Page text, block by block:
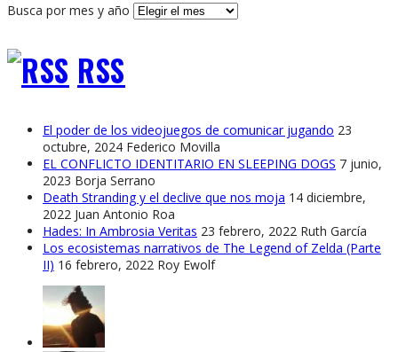
Busca por mes y año
RSS
El poder de los videojuegos de comunicar jugando 23
octubre, 2024 Federico Movilla
EL CONFLICTO IDENTITARIO EN SLEEPING DOGS 7 junio,
2023 Borja Serrano
Death Stranding y el declive que nos moja 14 diciembre,
2022 Juan Antonio Roa
Hades: In Ambrosia Veritas 23 febrero, 2022 Ruth García
Los ecosistemas narrativos de The Legend of Zelda (Parte
II) 16 febrero, 2022 Roy Ewolf